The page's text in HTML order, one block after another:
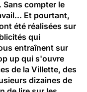
compter le
Et pourtant,
été réalisées sur
qui
entraînent sur
up qui s'ouvre
de la Villette, des
dizaines de